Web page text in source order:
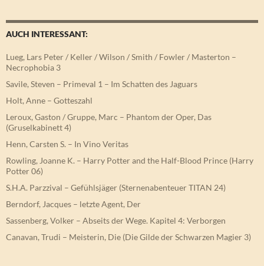
AUCH INTERESSANT:
Lueg, Lars Peter / Keller / Wilson / Smith / Fowler / Masterton –
Necrophobia 3
Savile, Steven – Primeval 1 – Im Schatten des Jaguars
Holt, Anne – Gotteszahl
Leroux, Gaston / Gruppe, Marc – Phantom der Oper, Das
(Gruselkabinett 4)
Henn, Carsten S. – In Vino Veritas
Rowling, Joanne K. – Harry Potter and the Half-Blood Prince (Harry
Potter 06)
S.H.A. Parzzival – Gefühlsjäger (Sternenabenteuer TITAN 24)
Berndorf, Jacques – letzte Agent, Der
Sassenberg, Volker – Abseits der Wege. Kapitel 4: Verborgen
Canavan, Trudi – Meisterin, Die (Die Gilde der Schwarzen Magier 3)